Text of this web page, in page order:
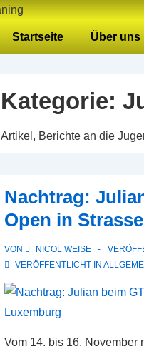
Hauptnavigation
Startseite Über uns
Kategorie:
Artikel, Berichte an die
Nachtrag:
Open in
VON NICOL WEISE
VERÖFFENTLICHT IN
Vom 14. bis 16. November